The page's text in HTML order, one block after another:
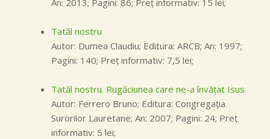
Tatăl nostru
Autor: Dumea Claudiu; Editura: ARCB; An: 1997;
Pagini: 140; Preţ informativ: 7,5 lei;
Tatăl nostru. Rugăciunea care ne-a învăţat Isus
Autor: Ferrero Bruno; Editura: Congregaţia
Surorilor Lauretane; An: 2007; Pagini: 24; Preţ
informativ: 5 lei;